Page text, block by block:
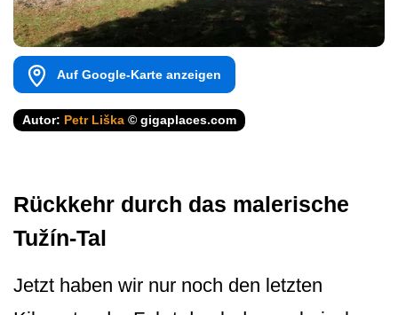
Auf Google-Karte anzeigen
Autor: Petr Liška © gigaplaces.com
Rückkehr durch das malerische
Tužín-Tal
Jetzt haben wir nur noch den letzten